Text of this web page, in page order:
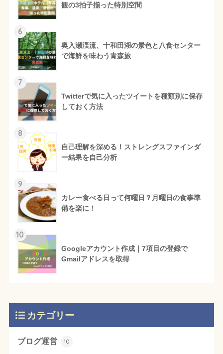
観の3拍子揃った特別空間
6
奥入瀬渓流、十和田湖の景色と八食センター
で海鮮を味わう青森旅
7
Twitterで気に入ったツイートを種類別に保存
しておく方法
8
自己理解を深める！ストレングスファインダ
ー結果を自己分析
9
カレー食べる日って何曜日？月曜日の食事準
備を楽に！
10
Googleアカウント作成｜7項目の登録で
Gmailアドレスを取得
カテゴリー
ブログ運営 10